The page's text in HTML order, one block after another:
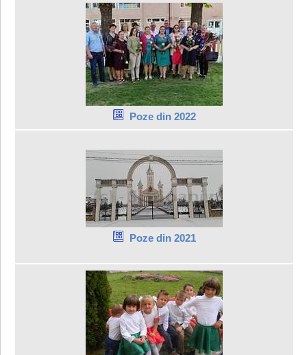
Poze din 2022
Poze din 2021